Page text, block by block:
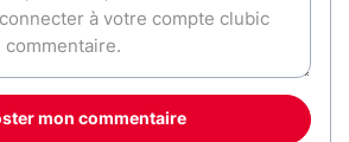
mon commentaire